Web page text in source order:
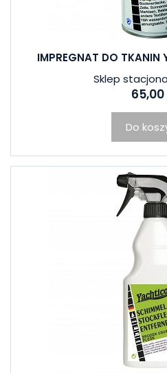
IMPREGNAT DO TKANIN
Sklep
65,00
Do